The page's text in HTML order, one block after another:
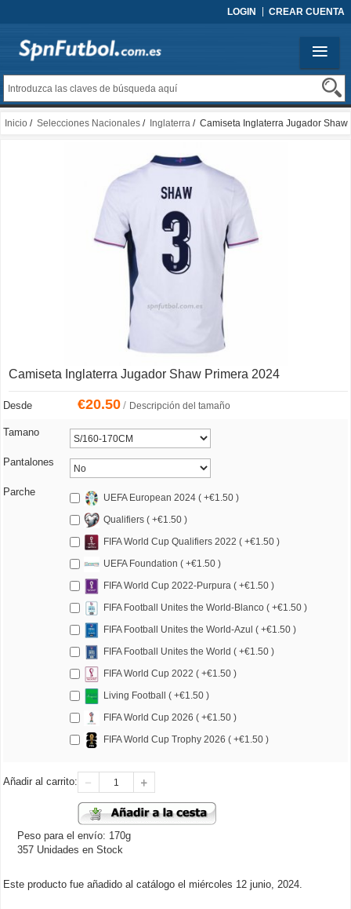
LOGIN CREAR CUENTA
Inicio / Selecciones Nacionales / Inglaterra / Camiseta Inglaterra Jugador Shaw
Camiseta Inglaterra Jugador Shaw Primera 2024
Desde €20.50/ Descripción del tamaño
Tamano
Pantalones
Parche
UEFA European 2024 ( +€1.50 )
Qualifiers ( +€1.50 )
FIFA World Cup Qualifiers 2022 ( +€1.50 )
UEFA Foundation ( +€1.50 )
FIFA World Cup 2022-Purpura ( +€1.50 )
FIFA Football Unites the World-Blanco ( +€1.50 )
FIFA Football Unites the World-Azul ( +€1.50 )
FIFA Football Unites the World ( +€1.50 )
FIFA World Cup 2022 ( +€1.50 )
Living Football ( +€1.50 )
FIFA World Cup 2026 ( +€1.50 )
FIFA World Cup Trophy 2026 ( +€1.50 )
Añadir al carrito:
Peso para el envío: 170g
357 Unidades en Stock
Este producto fue añadido al catálogo el miércoles 12 junio, 2024.